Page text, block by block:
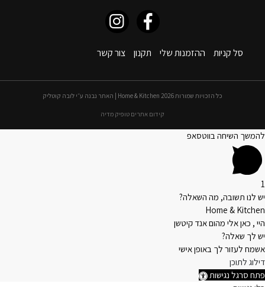
סל קניות ההזמנות שלי תקנון צור קשר
כל הזכויות שמורות 2026 Home & Kitchen | האתר נבנה ע״י לובה קוטליק
קידום אתרים טופיק מדיה
להמשך השיחה בווטסאפ
1
יש לנו תשובה, מה השאלה?
Home & Kitchen
היי , כאן אלי מהום אנד קיטשן
יש לך שאלה?
אשמח לעזור לך באופן אישי
דילוג לתוכן
פתח סרגל נגישות